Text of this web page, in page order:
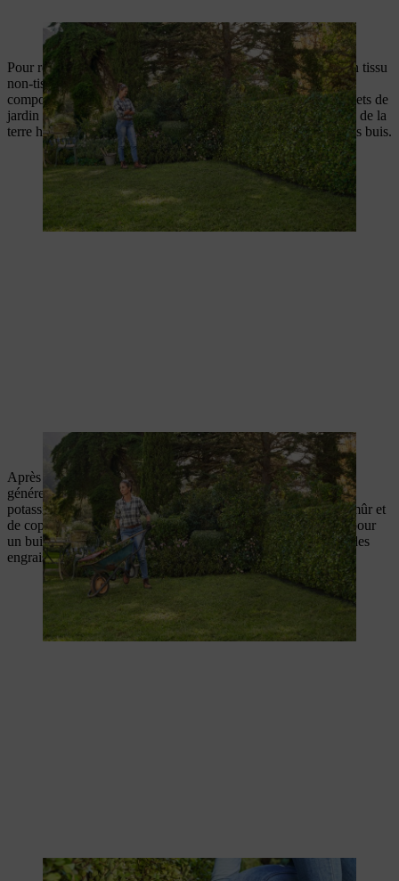
La plante est contrôlée pour détecter les branches qui dépassent.
Pour recueillir les déchets de taille, il est préférable de poser un tissu
non-tissé avant la taille. Vous pouvez maintenant broyer et
composter les déchets de taille. Si vous voulez utiliser les déchets de
jardin de manière durable, bouturez les branches coupées dans de la
terre humide et laissez-les s’enraciner. Vous aurez ainsi d’autres buis.
Les déchets de taille sont emportés dans une brouette
Après la taille, il est particulièrement important de fertiliser
généreusement le buis. Utilisez de préférence de l’azote et du
potassium pour fertiliser votre buis. Une portion decompost mûr et
de copeaux de corne au printemps est généralement suffisant pour
un buis à feuillage persistant. Vous pouvez également utiliser des
engrais végétaux biologiques.
Les copeaux de corne et le compost peuvent être utilisés pour la